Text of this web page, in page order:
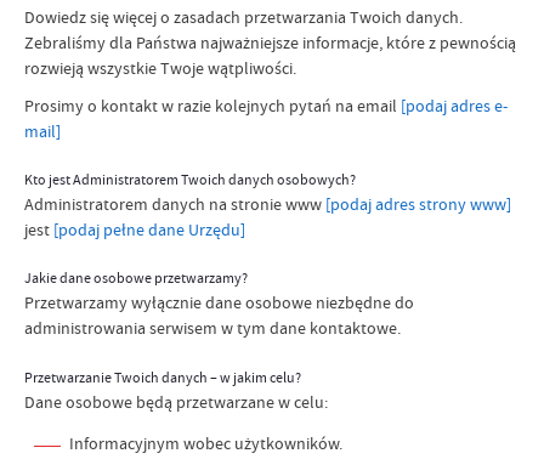
Dowiedz się więcej o zasadach przetwarzania Twoich danych.
Zebraliśmy dla Państwa najważniejsze informacje, które z pewnością
rozwieją wszystkie Twoje wątpliwości.
Prosimy o kontakt w razie kolejnych pytań na email [podaj adres e-
mail]
Kto jest Administratorem Twoich danych osobowych?
Administratorem danych na stronie www [podaj adres strony www]
jest [podaj pełne dane Urzędu]
Jakie dane osobowe przetwarzamy?
Przetwarzamy wyłącznie dane osobowe niezbędne do
administrowania serwisem w tym dane kontaktowe.
Przetwarzanie Twoich danych – w jakim celu?
Dane osobowe będą przetwarzane w celu:
Informacyjnym wobec użytkowników.